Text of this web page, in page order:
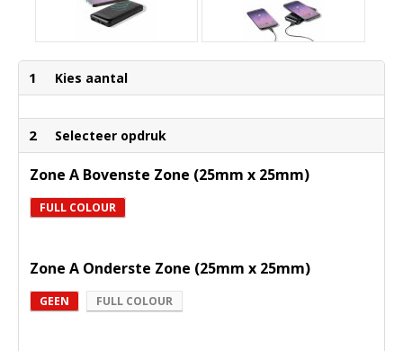
1 Kies aantal
2 Selecteer opdruk
Zone A Bovenste Zone (25mm x 25mm)
FULL COLOUR
Zone A Onderste Zone (25mm x 25mm)
GEEN FULL COLOUR